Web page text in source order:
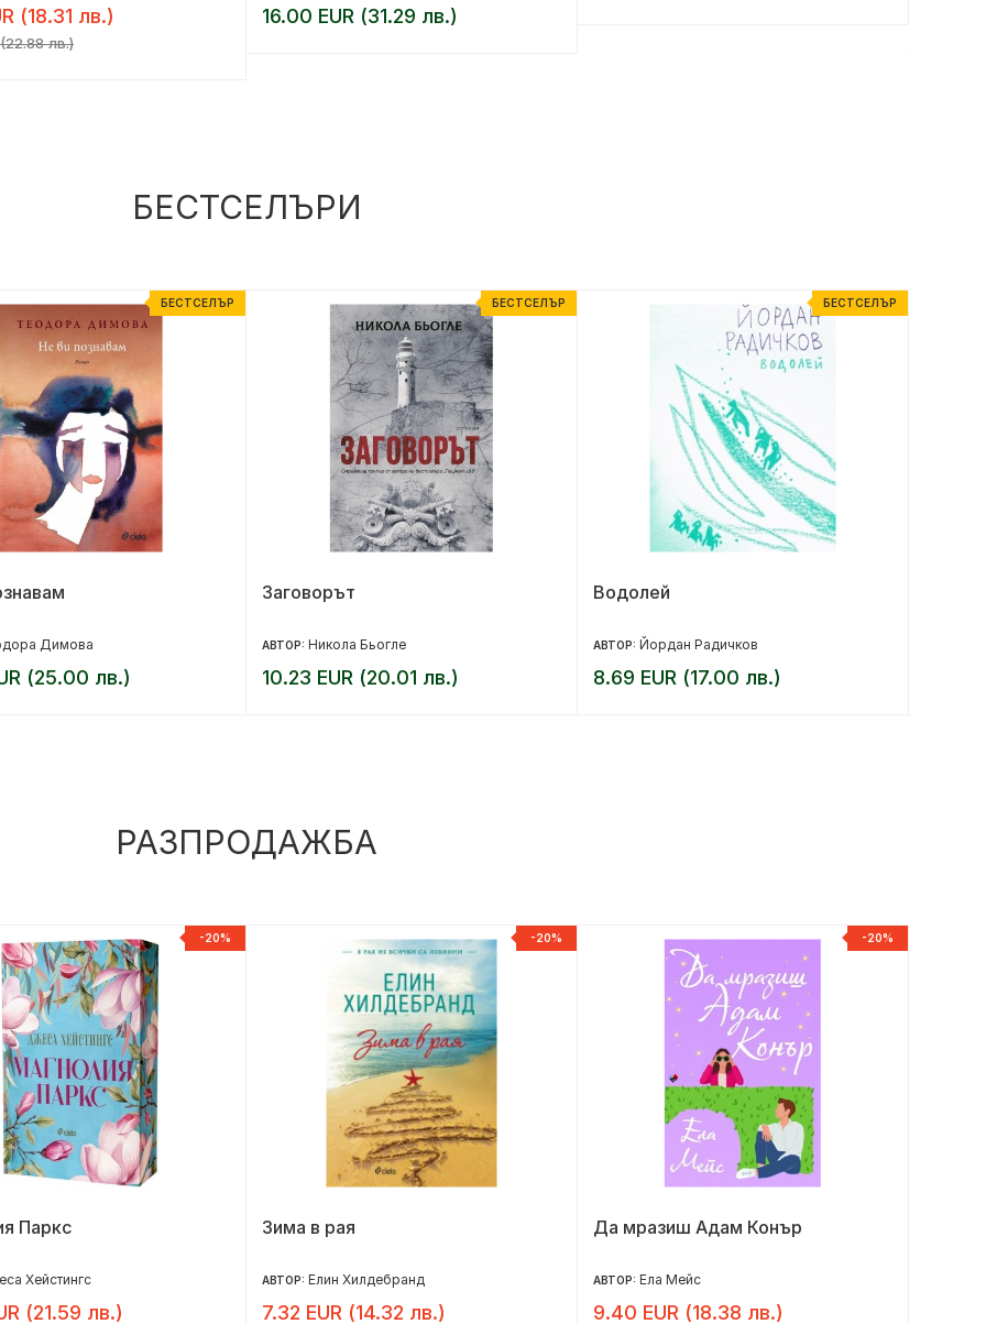
(18.31 лв.)
(22.88 лв.)
16.00 EUR (31.29 лв.)
БЕСТСЕЛЪРИ
БЕСТСЕЛЪР
Димова
(25.00 лв.)
БЕСТСЕЛЪР
Заговорът
АВТОР: Никола Бьогле
10.23 EUR (20.01 лв.)
БЕСТСЕЛЪР
Водолей
АВТОР: Йордан Радичков
8.69 EUR (17.00 лв.)
РАЗПРОДАЖБА
-20%
Паркс
Хейстингс
(21.59 лв.)
-20%
Зима в рая
АВТОР: Елин Хилдебранд
7.32 EUR (14.32 лв.)
-20%
Да мразиш Адам Конър
АВТОР: Ела Мейс
9.40 EUR (18.38 лв.)